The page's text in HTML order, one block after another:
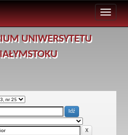
UNIWERSYTETU